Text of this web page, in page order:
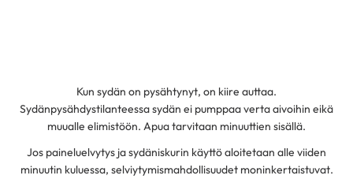
Kun sydän on pysähtynyt, on kiire auttaa.
Sydänpysähdystilanteessa sydän ei pumppaa verta aivoihin eikä
muualle elimistöön. Apua tarvitaan minuuttien sisällä.
Jos paineluelvytys ja sydäniskurin käyttö aloitetaan alle viiden
minuutin kuluessa, selviytymismahdollisuudet moninkertaistuvat.